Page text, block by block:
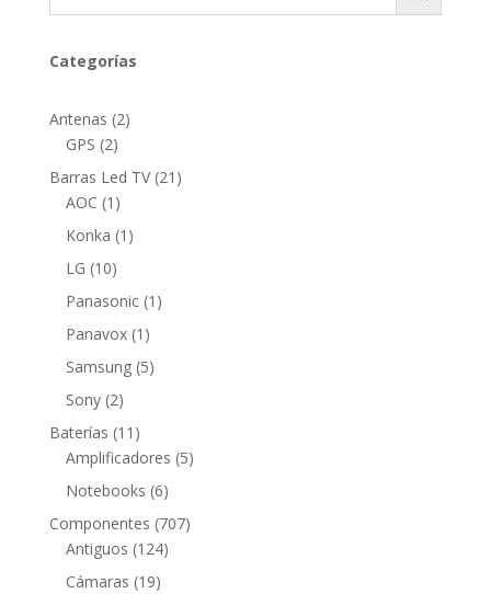
Categorías
Antenas 22
GPS 22
productos
Barras Led TV 21 21
AOC 1 1
producto
Konka 1 1
LG 1010
productos
Panasonic 1 1
Panavox 1 1
producto
Samsung 55
Sony 22
productos
Baterías 11 11
productos
Amplificadores 55
Notebooks 66
productos
Componentes 707707
Antiguos 124124
Cámaras 1919